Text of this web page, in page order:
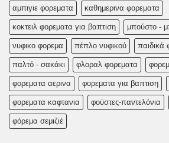
αμπιγιε φορεματα καθημερινα φορεματα
κοκτειλ φορεματα για βαπτιση μπούστο -
νυφικο φορεμα πέπλο νυφικού παιδικά
παλτό - σακάκι φλοραλ φορεματα
φορεματα αερινα φορεματα για βαπτιση
φορεματα καφτανια φούστες-παντελόνια
φόρεμα σεμιζιέ